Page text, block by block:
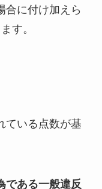
合に付け加えら
す。
ている点数が基
である一般違反